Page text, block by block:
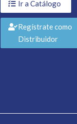
Ir a Catálogo
Regístrate como
Distribuidor